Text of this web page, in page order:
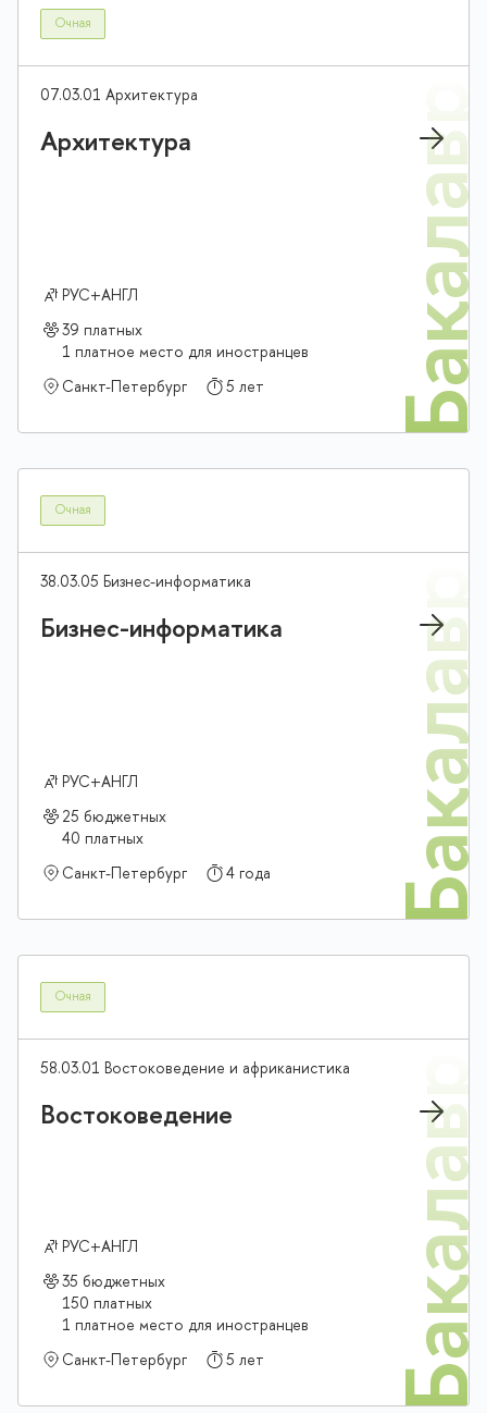
Очная
07.03.01 Архитектура
Архитектура
РУС+АНГЛ
39 платных
1 платное место для иностранцев
Санкт-Петербург
5 лет
Очная
38.03.05 Бизнес-информатика
Бизнес-информатика
РУС+АНГЛ
25 бюджетных
40 платных
Санкт-Петербург
4 года
Очная
58.03.01 Востоковедение и африканистика
Востоковедение
РУС+АНГЛ
35 бюджетных
150 платных
1 платное место для иностранцев
Санкт-Петербург
5 лет